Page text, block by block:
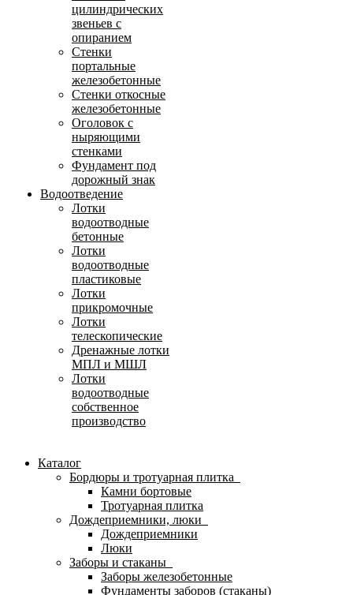
цилиндрических
звеньев с
опиранием
Стенки
портальные
железобетонные
Стенки откосные
железобетонные
Оголовок с
ныряющими
стенками
Фундамент под
дорожный знак
Водоотведение
Лотки
водоотводные
бетонные
Лотки
водоотводные
пластиковые
Лотки
прикромочные
Лотки
телескопические
Дренажные лотки
МПЛ и МШЛ
Лотки
водоотводные
собственное
производство
Каталог
Бордюры и тротуарная плитка
Камни бортовые
Тротуарная плитка
Дождеприемники, люки
Дождеприемники
Люки
Заборы и стаканы
Заборы железобетонные
Фундаменты заборов (стаканы)